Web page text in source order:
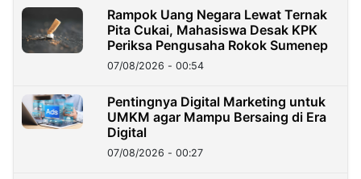
Rampok Uang Negara Lewat Ternak
Pita Cukai, Mahasiswa Desak KPK
Periksa Pengusaha Rokok Sumenep
07/08/2026 - 00:54
Pentingnya Digital Marketing untuk
UMKM agar Mampu Bersaing di Era
Digital
07/08/2026 - 00:27